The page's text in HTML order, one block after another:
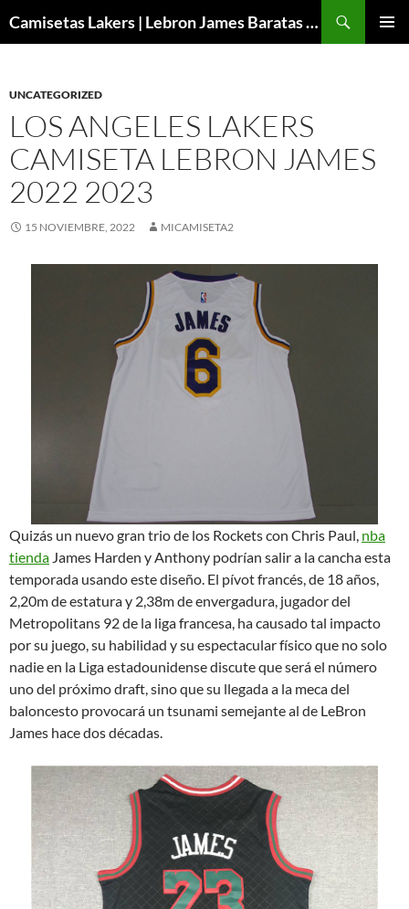
Camisetas Lakers | Lebron James Baratas 2024 – Micamisetanba
UNCATEGORIZED
LOS ANGELES LAKERS
CAMISETA LEBRON JAMES
2022 2023
15 NOVIEMBRE, 2022 MICAMISETA2
Quizás un nuevo gran trio de los Rockets con Chris Paul, nba
tienda James Harden y Anthony podrían salir a la cancha esta
temporada usando este diseño. El pívot francés, de 18 años,
2,20m de estatura y 2,38m de envergadura, jugador del
Metropolitans 92 de la liga francesa, ha causado tal impacto
por su juego, su habilidad y su espectacular físico que no solo
nadie en la Liga estadounidense discute que será el número
uno del próximo draft, sino que su llegada a la meca del
baloncesto provocará un tsunami semejante al de LeBron
James hace dos décadas.